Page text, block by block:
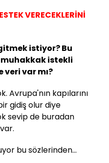
VERECEKLERİNİ
istiyor? Bu
istekli
var mı?
Avrupa'nın kapılarını
gidiş olur diye
sevip de buradan
bu sözlerinden...